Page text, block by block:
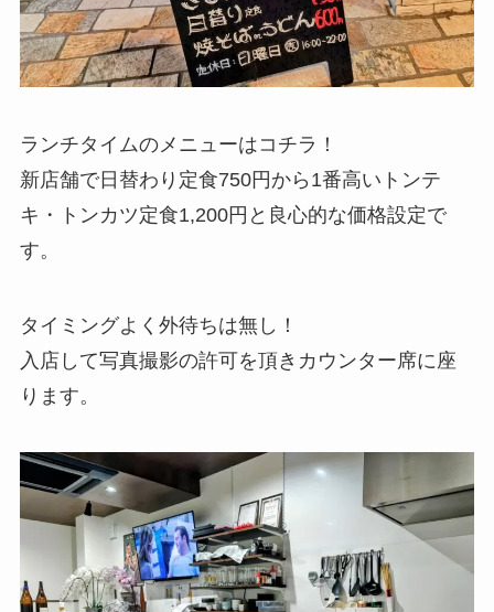
ランチタイムのメニューはコチラ！
新店舗で日替わり定食750円から1番高いトンテ
キ・トンカツ定食1,200円と良心的な価格設定で
す。
タイミングよく外待ちは無し！
入店して写真撮影の許可を頂きカウンター席に座
ります。